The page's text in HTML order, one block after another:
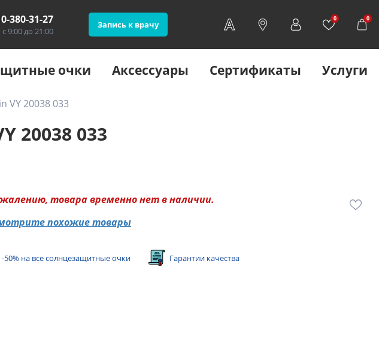
380-31-27
с 9:00 до 21:00
Запись к врачу
0 0
очки Аксессуары Сертификаты Услуги
VY 20038 033
20038 033
товара временно нет в наличии.
похожие товары
-50% на все солнцезащитные очки Гарантии качества